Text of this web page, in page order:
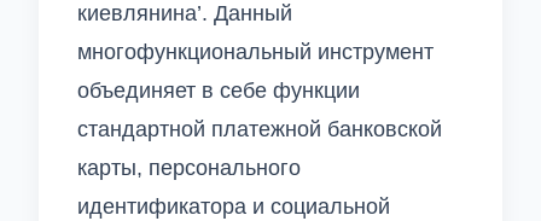
киевлянина’. Данный
многофункциональный инструмент
объединяет в себе функции
стандартной платежной банковской
карты, персонального
идентификатора и социальной